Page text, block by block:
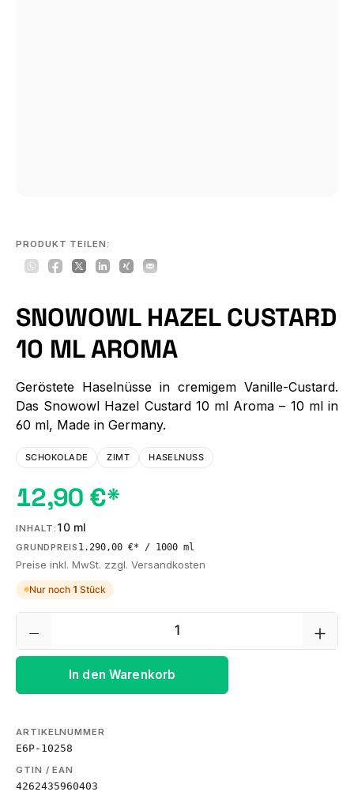
PRODUKT TEILEN:
SNOWOWL HAZEL CUSTARD
10 ML AROMA
Geröstete Haselnüsse in cremigem Vanille-Custard.
Das Snowowl Hazel Custard 10 ml Aroma – 10 ml in
60 ml, Made in Germany.
SCHOKOLADE ZIMT HASELNUSS
12,90 €*
INHALT: 10 ml
GRUNDPREIS 1.290,00 €* / 1000 ml
Preise inkl. MwSt. zzgl. Versandkosten
Nur noch 1 Stück
Produkt Anzahl: Gib den
In den Warenkorb
ARTIKELNUMMER
E6P-10258
GTIN / EAN
4262435960403